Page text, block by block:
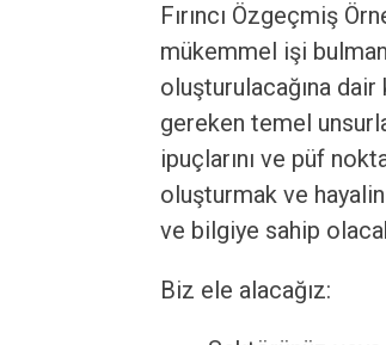
Fırıncı Özgeçmiş
mükemmel işi
oluşturulacağına
gereken temel
ipuçlarını ve püf
oluşturmak ve
ve bilgiye sahip
Biz ele alacağız: